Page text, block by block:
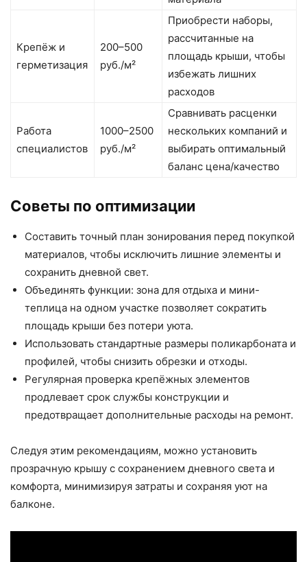
Крепёж и
герметизация
200–500
руб./м²
Приобрести наборы,
рассчитанные на
площадь крыши, чтобы
избежать лишних
расходов
Работа
специалистов
1000–2500
руб./м²
Сравнивать расценки
нескольких компаний и
выбирать оптимальный
баланс цена/качество
Советы по оптимизации
Составить точный план зонирования перед покупкой
материалов, чтобы исключить лишние элементы и
сохранить дневной свет.
Объединять функции: зона для отдыха и мини-
теплица на одном участке позволяет сократить
площадь крыши без потери уюта.
Использовать стандартные размеры поликарбоната и
профилей, чтобы снизить обрезки и отходы.
Регулярная проверка крепёжных элементов
продлевает срок службы конструкции и
предотвращает дополнительные расходы на ремонт.
Следуя этим рекомендациям, можно установить
прозрачную крышу с сохранением дневного света и
комфорта, минимизируя затраты и сохраняя уют на
балконе.